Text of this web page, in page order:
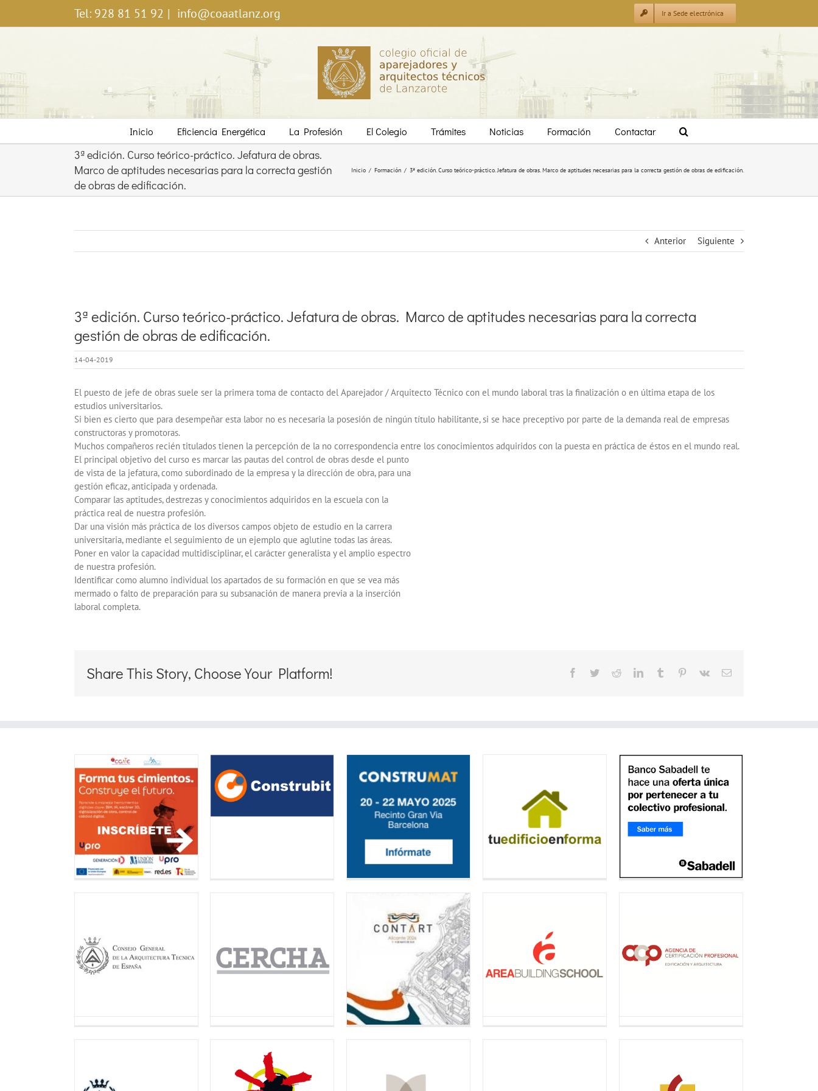
Tel: 928 81 51 92 | info@coaatlanz.org Ir a Sede electrónica
Inicio Eficiencia Energética La Profesión El Colegio Trámites Noticias Formación Contactar
3ª edición. Curso teórico-práctico. Jefatura de obras.
Marco de aptitudes necesarias para la correcta gestión
de obras de edificación.
Inicio / Formación / 3ª edición. Curso teórico-práctico. Jefatura de obras. Marco de aptitudes necesarias para la correcta gestión de obras de edificación.
Anterior Siguiente
más
grande
3ª edición. Curso teórico-práctico. Jefatura de obras. Marco de aptitudes necesarias para la correcta
gestión de obras de edificación.
14-04-2019
El puesto de jefe de obras suele ser la primera toma de contacto del Aparejador / Arquitecto Técnico con el mundo laboral tras la finalización o en última etapa de los
estudios universitarios.
Si bien es cierto que para desempeñar esta labor no es necesaria la posesión de ningún título habilitante, si se hace preceptivo por parte de la demanda real de empresas
constructoras y promotoras.
Muchos compañeros recién titulados tienen la percepción de la no correspondencia entre los conocimientos adquiridos con la puesta en práctica de éstos en el mundo real.
El principal objetivo del curso es marcar las pautas del control de obras desde el punto
de vista de la jefatura, como subordinado de la empresa y la dirección de obra, para una
gestión eficaz, anticipada y ordenada.
Comparar las aptitudes, destrezas y conocimientos adquiridos en la escuela con la
práctica real de nuestra profesión.
Dar una visión más práctica de los diversos campos objeto de estudio en la carrera
universitaria, mediante el seguimiento de un ejemplo que aglutine todas las áreas.
Poner en valor la capacidad multidisciplinar, el carácter generalista y el amplio espectro
de nuestra profesión.
Identificar como alumno individual los apartados de su formación en que se vea más
mermado o falto de preparación para su subsanación de manera previa a la inserción
laboral completa.
Share This Story, Choose Your Platform! Facebook
TwitterRedditLinkedInTumblr Pinterest
Vk
Correo